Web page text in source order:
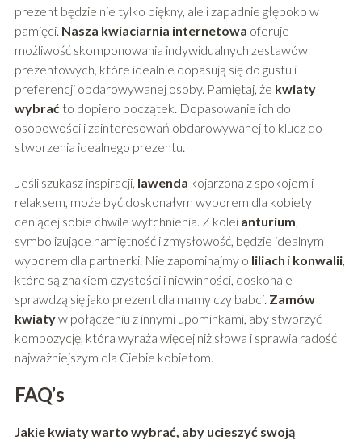
prezent będzie nie tylko piękny, ale i zapadnie głęboko w
pamięci. Nasza kwiaciarnia internetowa oferuje
możliwość skomponowania indywidualnych zestawów
prezentowych, które idealnie dopasują się do gustu i
preferencji obdarowywanej osoby. Pamiętaj, że kwiaty
wybrać to dopiero początek. Dopasowanie ich do
osobowości i zainteresowań obdarowywanej to klucz do
stworzenia idealnego prezentu.
Jeśli szukasz inspiracji, lawenda kojarzona z spokojem i
relaksem, może być doskonałym wyborem dla kobiety
ceniącej sobie chwile wytchnienia. Z kolei anturium
symbolizujące namiętność i zmysłowość, będzie idealnym
wyborem dla partnerki. Nie zapominajmy o liliach i konwalii,
które są znakiem czystości i niewinności, doskonale
sprawdzą się jako prezent dla mamy czy babci. Zamów
kwiatyw połączeniu z innymi upominkami, aby stworzyć
kompozycję, która wyraża więcej niż słowa i sprawia radość
najważniejszym dla Ciebie kobietom.
FAQ’s
Jakie kwiaty warto wybrać, aby ucieszyć swoją